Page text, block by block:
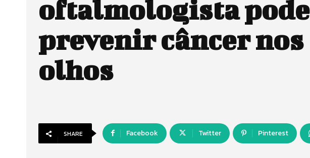
oftalmologista pode
prevenir câncer nos
olhos
SHARE Facebook Twitter Pinterest